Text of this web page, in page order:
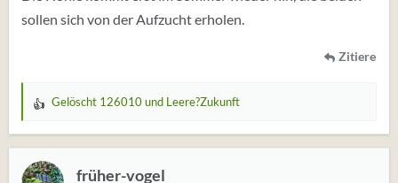
sollen sich von der Aufzucht erholen.
Zitiere
W
r
t
Gelöscht 126010und Leere?Zukunft
früher-vogel